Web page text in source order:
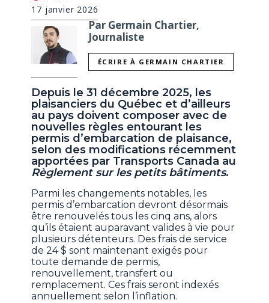
17 janvier 2026
Par Germain Chartier,
Journaliste
ÉCRIRE À GERMAIN CHARTIER
Depuis le 31 décembre 2025, les
plaisanciers du Québec et d’ailleurs
au pays doivent composer avec de
nouvelles règles entourant les
permis d’embarcation de plaisance,
selon des modifications récemment
apportées par Transports Canada au
Règlement sur les petits bâtiments.
Parmi les changements notables, les
permis d’embarcation devront désormais
être renouvelés tous les cinq ans, alors
qu’ils étaient auparavant valides à vie pour
plusieurs détenteurs. Des frais de service
de 24 $ sont maintenant exigés pour
toute demande de permis,
renouvellement, transfert ou
remplacement. Ces frais seront indexés
annuellement selon l’inflation.